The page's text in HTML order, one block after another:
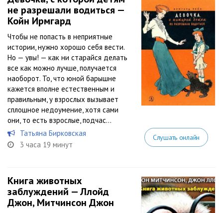
не разрешали водиться —
Койн Ирмгард
Чтобы не попасть в неприятные
истории, нужно хорошо себя вести.
Но — увы! — как ни старайся делать
все как можно лучше, получается
наоборот. То, что юной барышне
кажется вполне естественным и
правильным, у взрослых вызывает
сплошное недоумение, хотя сами
они, то есть взрослые, подчас...
Татьяна Бирковская
3 часа 19 минут
Слушать онлайн
Книга животных
заблуждений — Ллойд
Джон, Митчинсон Джон